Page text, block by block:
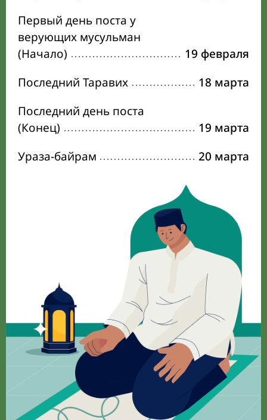
Первый день поста у
верующих мусульман
(Начало)
19 февраля
Последний Таравих
18 марта
Последний день поста
(Конец)
19 марта
Ураза-байрам
20 марта